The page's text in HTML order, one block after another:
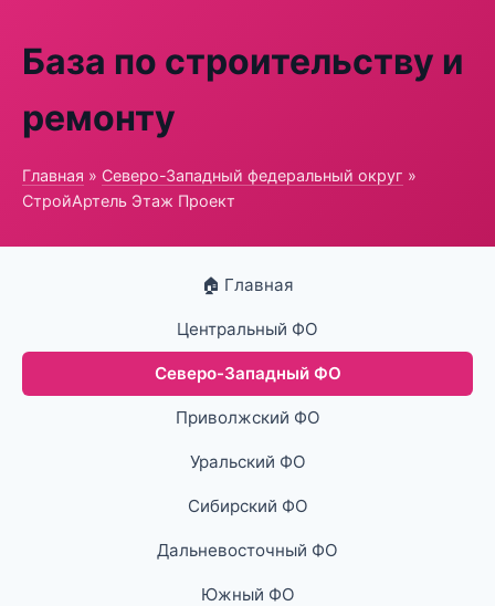
База по строительству и
ремонту
Главная » Северо-Западный федеральный округ »
СтройАртель Этаж Проект
🏠 Главная
Центральный ФО
Северо-Западный ФО
Приволжский ФО
Уральский ФО
Сибирский ФО
Дальневосточный ФО
Южный ФО